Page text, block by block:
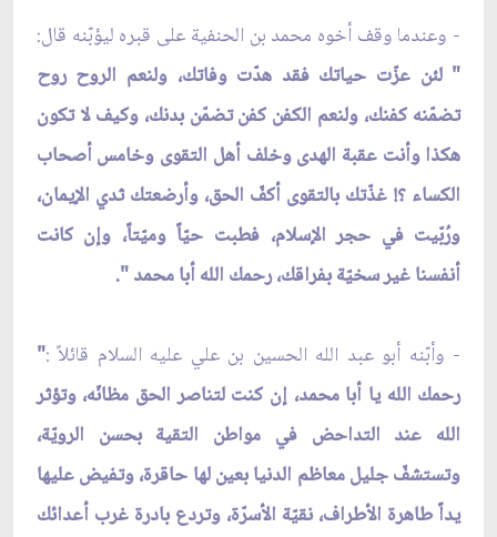
- وعندما وقف أخوه محمد بن الحنفية على قبره ليؤبّنه قال:
" لئن عزّت حياتك فقد هدّت وفاتك، ولنعم الروح روح
تضمّنه كفنك، ولنعم الكفن كفن تضمّن بدنك، وكيف لا تكون
هكذا وأنت عقبة الهدى وخلف أهل التقوى وخامس أصحاب
الكساء ؟! غذّتك بالتقوى أكفّ الحق، وأرضعتك ثدي الإيمان،
ورُبّيت في حجر الإسلام، فطبت حيّاً وميّتاً، وإن كانت
أنفسنا غير سخيّة بفراقك، رحمك الله أبا محمد ".
- وأبّنه أبو عبد الله الحسين بن علي عليه السلام قائلاً :"
رحمك الله يا أبا محمد، إن كنت لتناصر الحق مظانّه، وتؤثر
الله عند التداحض في مواطن التقية بحسن الرويّة،
وتستشفّ جليل معاظم الدنيا بعين لها حاقرة، وتفيض عليها
يداً طاهرة الأطراف، نقيّة الأسرّة، وتردع بادرة غرب أعدائك